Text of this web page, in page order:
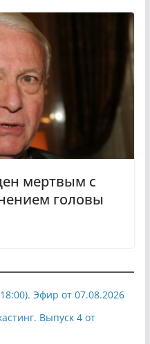
мертвым с
головы
Эфир от 07.08.2026
Выпуск 4 от